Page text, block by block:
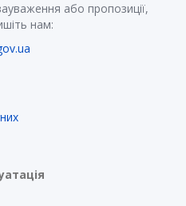
або пропозиції,
нам: